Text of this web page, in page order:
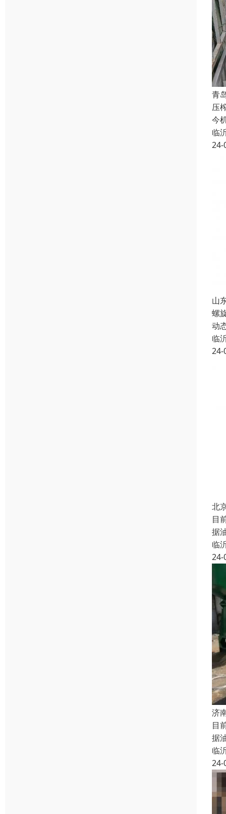
青
压
今
临
24-
山
螺
动
临
24-
北
目
据
临
24-
济
目
据
临
24-